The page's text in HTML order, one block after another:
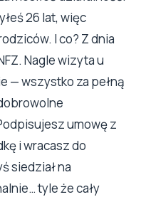
26 lat, więc
I co? Z dnia
Nagle wizyta u
— wszystko za pełną
umowę z
i wracasz do
siedział na
tyle że cały